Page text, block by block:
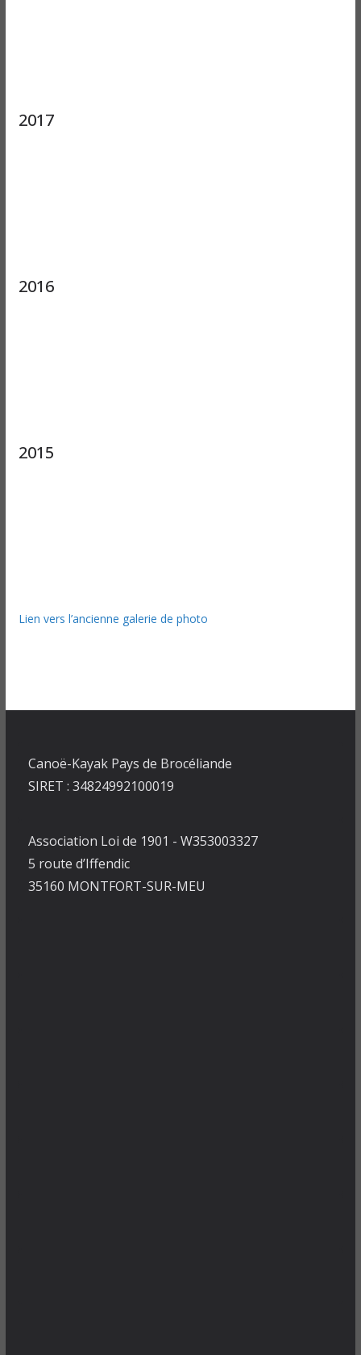
2017
2016
2015
Lien vers l’ancienne galerie de photo
Canoë-Kayak Pays de Brocéliande
SIRET : 34824992100019
Association Loi de 1901 - W353003327
5 route d’Iffendic
35160 MONTFORT-SUR-MEU